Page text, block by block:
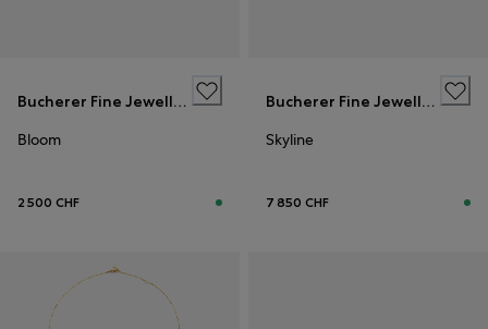
Bucherer Fine Jewellery
Bloom
2 500 CHF
Bucherer Fine Jewellery
Skyline
7 850 CHF